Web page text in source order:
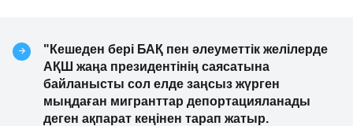
"Кешеден бері БАҚ пен әлеуметтік желілерде
АҚШ жаңа президентінің саясатына
байланысты сол елде заңсыз жүрген
мыңдаған мигранттар депортацияланады
деген ақпарат кеңінен тарап жатыр.